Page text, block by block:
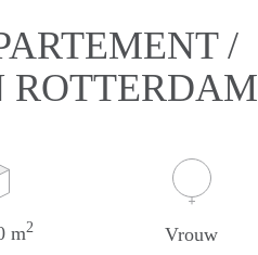
/
ROTTERDAM
m2 Vrouw